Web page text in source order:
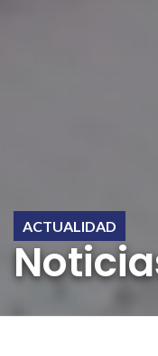
ACTUALIDAD